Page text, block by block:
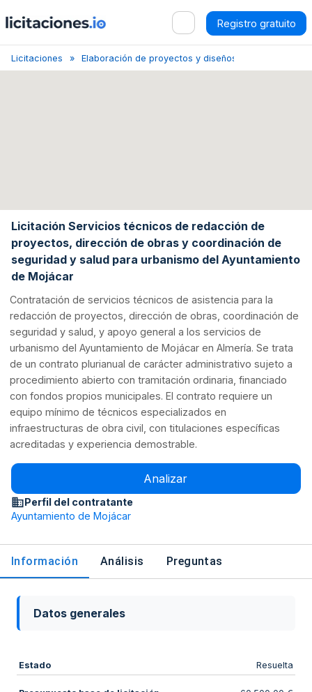
Registro gratuito
Licitaciones Elaboración de proyectos y diseños, presupuestos
Licitación Servicios técnicos de redacción de
proyectos, dirección de obras y coordinación de
seguridad y salud para urbanismo del Ayuntamiento
de Mojácar
Contratación de servicios técnicos de asistencia para la
redacción de proyectos, dirección de obras, coordinación de
seguridad y salud, y apoyo general a los servicios de
urbanismo del Ayuntamiento de Mojácar en Almería. Se trata
de un contrato plurianual de carácter administrativo sujeto a
procedimiento abierto con tramitación ordinaria, financiado
con fondos propios municipales. El contrato requiere un
equipo mínimo de técnicos especializados en
infraestructuras de obra civil, con titulaciones específicas
acreditadas y experiencia demostrable.
Analizar
Perfil del contratante
Ayuntamiento de Mojácar
Información Análisis Preguntas
Datos generales
Estado Resuelta